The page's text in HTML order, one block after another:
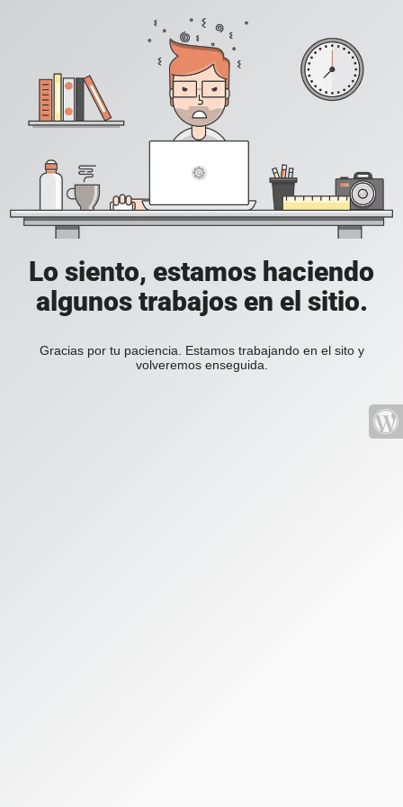
Lo siento, estamos haciendo
algunos trabajos en el sitio.
Gracias por tu paciencia. Estamos trabajando en el sito y
volveremos enseguida.